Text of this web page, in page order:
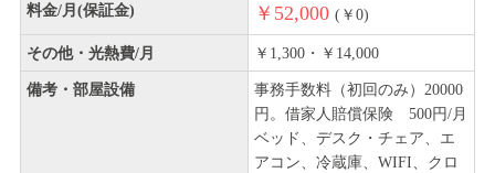
料金/月(保証金) ￥52,000 (￥0)
その他・光熱費/月 ￥1,300・￥14,000
備考・部屋設備
事務手数料（初回のみ）20000
円。借家人賠償保険 500円/月
ベッド、デスク・チェア、エ
アコン、冷蔵庫、WIFI、クロ